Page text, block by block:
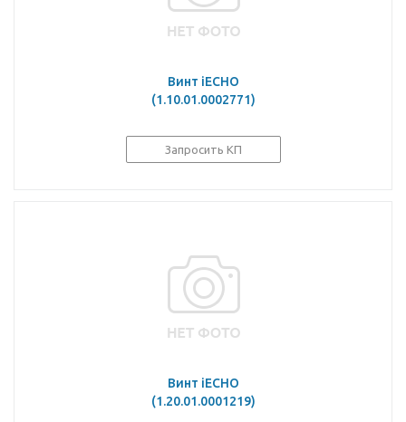
Винт iECHO
(1.10.01.0002771)
Запросить КП
Винт iECHO
(1.20.01.0001219)